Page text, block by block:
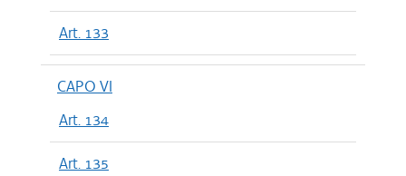
Art. 133
CAPO VI
Art. 134
Art. 135